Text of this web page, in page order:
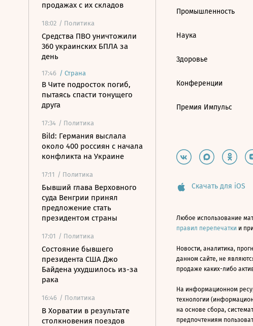
продажах с их складов
18:02 / Политика
Средства ПВО уничтожили
360 украинских БПЛА за
день
17:46 / Страна
В Чите подросток погиб,
пытаясь спасти тонущего
друга
17:34 / Политика
Bild: Германия выслала
около 400 россиян с начала
конфликта на Украине
17:11 / Политика
Бывший глава Верховного
суда Венгрии принял
предложение стать
президентом страны
17:01 / Политика
Состояние бывшего
президента США Джо
Байдена ухудшилось из-за
рака
16:46 / Политика
В Хорватии в результате
столкновения поездов
Промышленность
Наука
Здоровье
Конференции
Премия Импульс
Скачать для iOS
Любое использование
правил перепечатки и
Новости, аналитика,
данном сайте, не
продаже каких-либо
На информационном
технологии
на основе сбора,
предпочтениям